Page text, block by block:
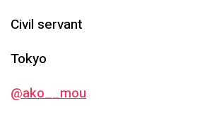
Civil servant
Tokyo
@ako__mou